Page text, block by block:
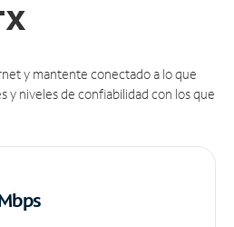
y mantente conectado a lo que
y niveles de confiabilidad con los que